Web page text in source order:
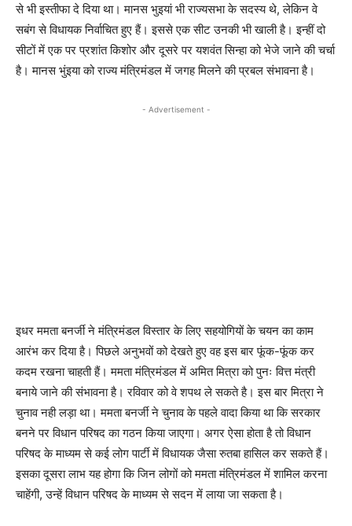
से भी इस्तीफा दे दिया था। मानस भुइयां भी राज्यसभा के सदस्य थे, लेकिन वे
सबंग से विधायक निर्वाचित हुए हैं। इससे एक सीट उनकी भी खाली है। इन्हीं दो
सीटों में एक पर प्रशांत किशोर और दूसरे पर यशवंत सिन्हा को भेजे जाने की चर्चा
है। मानस भुंइया को राज्य मंत्रिमंडल में जगह मिलने की प्रबल संभावना है।
- Advertisement -
इधर ममता बनर्जी ने मंत्रिमंडल विस्तार के लिए सहयोगियों के चयन का काम
आरंभ कर दिया है। पिछले अनुभवों को देखते हुए वह इस बार फूंक-फूंक कर
कदम रखना चाहती हैं। ममता मंत्रिमंडल में अमित मित्रा को पुनः वित्त मंत्री
बनाये जाने की संभावना है। रविवार को वे शपथ ले सकते है। इस बार मित्रा ने
चुनाव नही लड़ा था। ममता बनर्जी ने चुनाव के पहले वादा किया था कि सरकार
बनने पर विधान परिषद का गठन किया जाएगा। अगर ऐसा होता है तो विधान
परिषद के माध्यम से कई लोग पार्टी में विधायक जैसा रुतबा हासिल कर सकते हैं।
इसका दूसरा लाभ यह होगा कि जिन लोगों को ममता मंत्रिमंडल में शामिल करना
चाहेंगी, उन्हें विधान परिषद के माध्यम से सदन में लाया जा सकता है।